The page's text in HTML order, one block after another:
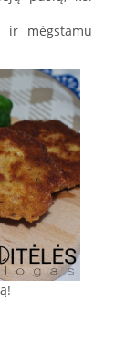
ir mėgstamu